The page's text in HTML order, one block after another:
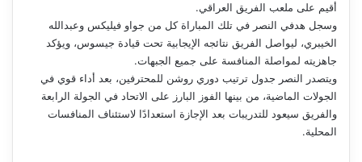
أقيم على ملعب الفريق العراقي.
وسجل هدفي النصر في تلك المباراة كل من جواو فيليكس وعبدالله
الخيبري، ليواصل الفريق نتائجه الإيجابية تحت قيادة جيسوس، ويؤكد
جاهزيته لمواصلة المنافسة على جميع الجبهات.
ويتصدر النصر جدول ترتيب دوري روشن للمحترفين، بعد أداء قوي في
الجولات الماضية، من بينها الفوز البارز على الاتحاد في الجولة الرابعة
والفريق سيعود للتدريبات بعد الإجازة استعدادًا لاستئناف المنافسات
المحلية.